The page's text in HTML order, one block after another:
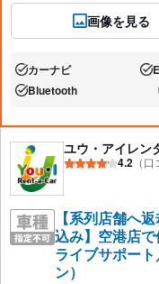
画像を見る
あり:カーナビ あ
あり:Bluetooth な
ユウ・アイレン
4.2 （
【系列店舗へ
込み】空港店
ライブサポー
ン）